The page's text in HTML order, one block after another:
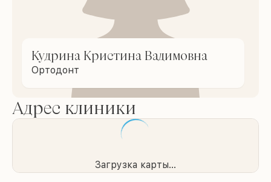
Кудрина Кристина Вадимовна
Ортодонт
Адрес клиники
Загрузка карты...